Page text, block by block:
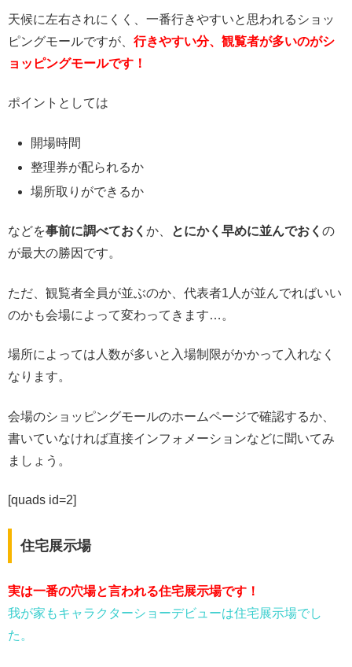
天候に左右されにくく、一番行きやすいと思われるショッ
ピングモールですが、 行きやすい分、観覧者が多いのがシ
ョッピングモールです！
ポイントとしては
開場時間
整理券が配られるか
場所取りができるか
などを事前に調べておく か、 とにかく早めに並んでおく の
が最大の勝因です。
ただ、観覧者全員が並ぶのか、代表者1人が並んでればいい
のかも会場によって変わってきます…。
場所によっては人数が多いと入場制限がかかって入れなく
なります。
会場のショッピングモールのホームページで確認するか、
書いていなければ直接インフォメーションなどに聞いてみ
ましょう。
[quads id=2]
住宅展示場
実は一番の穴場と言われる住宅展示場です！
我が家もキャラクターショーデビューは住宅展示場でし
た。